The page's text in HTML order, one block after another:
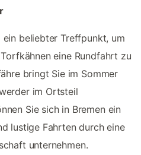
ein beliebter Treffpunkt, um
eine Rundfahrt zu
bringt Sie im Sommer
im Ortsteil
Sie sich in Bremen ein
lustige Fahrten durch eine
unternehmen.